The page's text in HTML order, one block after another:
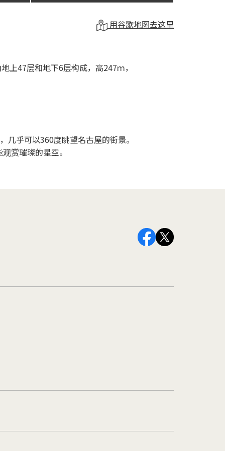
用谷歌地图去这里
47层和地下6层构成，高247ｍ，
乎可以360度眺望名古屋的街景。
赏璀璨的星空。